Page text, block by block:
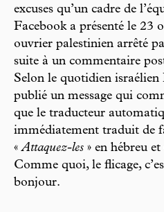
excuses qu’un cadre de
Facebook a présenté le 23
ouvrier palestinien arrêté
suite à un commentaire
Selon le quotidien
publié un message qui
que le traducteur
immédiatement traduit de
«Attaquez-les » en hébreu et
Comme quoi, le flicage,
bonjour.